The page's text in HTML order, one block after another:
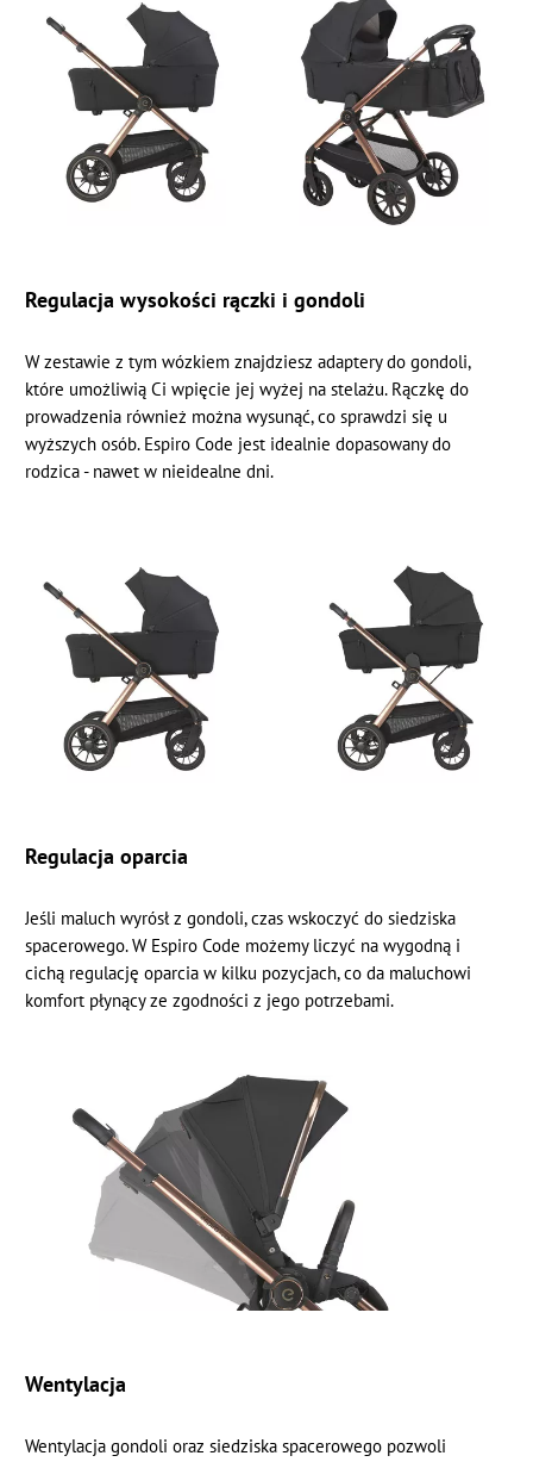
Regulacja wysokości rączki i gondoli
W zestawie z tym wózkiem znajdziesz adaptery do gondoli,
które umożliwią Ci wpięcie jej wyżej na stelażu. Rączkę do
prowadzenia również można wysunąć, co sprawdzi się u
wyższych osób. Espiro Code jest idealnie dopasowany do
rodzica - nawet w nieidealne dni.
Regulacja oparcia
Jeśli maluch wyrósł z gondoli, czas wskoczyć do siedziska
spacerowego. W Espiro Code możemy liczyć na wygodną i
cichą regulację oparcia w kilku pozycjach, co da maluchowi
komfort płynący ze zgodności z jego potrzebami.
Wentylacja
Wentylacja gondoli oraz siedziska spacerowego pozwoli